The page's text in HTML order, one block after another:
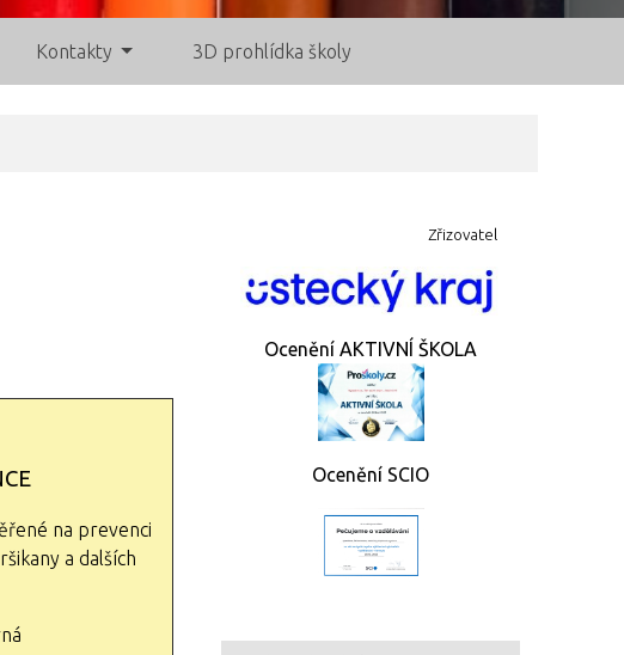
Kontakty 3D prohlídka školy
na prevenci
a dalších
Zřizovatel
Ocenění AKTIVNÍ ŠKOLA
Ocenění SCIO